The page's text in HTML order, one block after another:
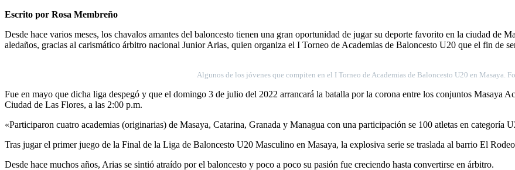
Escrito por Rosa Membreño
Desde hace varios meses, los chavalos amantes del baloncesto tienen una gran oportunidad de jugar su deporte favorito en la ciudad de
aledaños, gracias al carismático árbitro nacional Junior Arias, quien organiza el I Torneo de Academias de Baloncesto U20 que el fin de
Algunos de los jóvenes que compiten en el I Torneo de Academias de Baloncesto U20 en Masaya.
Fue en mayo que dicha liga despegó y que el domingo 3 de julio del 2022 arrancará la batalla por la corona entre los conjuntos Masaya
Ciudad de Las Flores, a las 2:00 p.m.
«Participaron cuatro academias (originarias) de Masaya, Catarina, Granada y Managua con una participación se 100 atletas en categoría
Tras jugar el primer juego de la Final de la Liga de Baloncesto U20 Masculino en Masaya, la explosiva serie se traslada al barrio El
Desde hace muchos años, Arias se sintió atraído por el baloncesto y poco a poco su pasión fue creciendo hasta convertirse en árbitro.